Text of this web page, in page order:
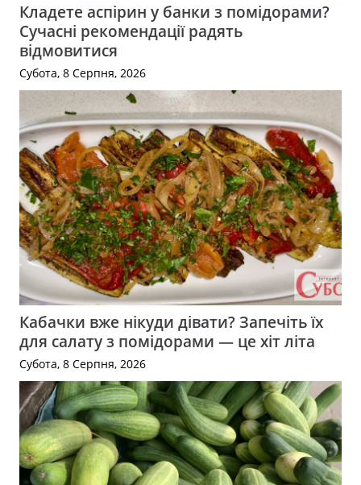
Кладете аспірин у банки з помідорами?
Сучасні рекомендації радять
відмовитися
Субота, 8 Серпня, 2026
Кабачки вже нікуди дівати? Запечіть їх
для салату з помідорами — це хіт літа
Субота, 8 Серпня, 2026